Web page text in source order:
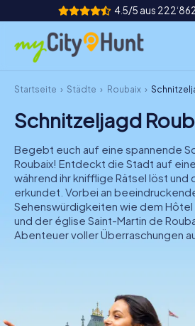
4.5/5 aus
So funktioniert's
Städte
Touren
Teamevent
Tickets
NL
Startseite Städte Roubaix Schnitzeljagd
Schnitzeljagd
Begebt euch auf eine spannende
Roubaix! Entdeckt die Stadt auf
während ihr knifflige Rätsel löst und
erkundet. Vorbei an
Sehenswürdigkeiten wie dem Hôtel
und der église Saint-Martin de
Abenteuer voller Überraschungen